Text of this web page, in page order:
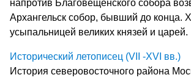
напротив Благовещенского собора
Архангельск собор, бывший до конца.
усыпальницей великих князей и царей.
Исторический летописец (VII -XVI вв.)
История северовосточного района